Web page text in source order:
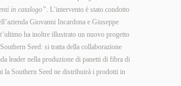
in catalogo” . L’intervento è stato condotto
Giovanni Incardona e Giuseppe
ha inoltre illustrato un nuovo progetto
Seed: si tratta della collaborazione
leader nella produzione di panetti di fibra di
la Southern Seed ne distribuirà i prodotti in